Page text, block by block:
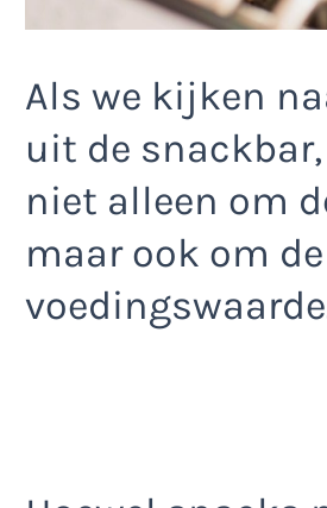
Als we kijken
uit de
niet alleen om
maar ook om de